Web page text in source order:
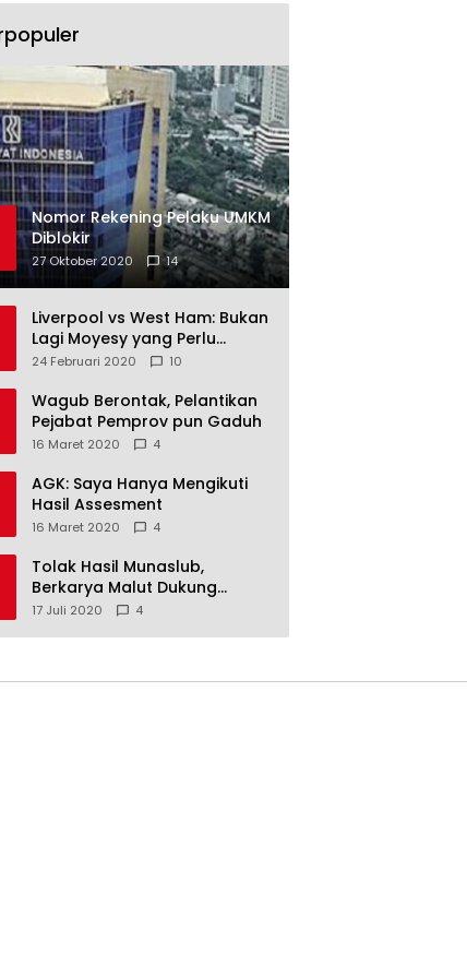
Nomor Rekening Pelaku UMKM
Diblokir
27 Oktober 2020 14
Liverpool vs West Ham: Bukan
Lagi Moyesy yang Perlu
Ditakuti
24 Februari 2020 10
Wagub Berontak, Pelantikan
Pejabat Pemprov pun Gaduh
16 Maret 2020 4
AGK: Saya Hanya Mengikuti
Hasil Assesment
16 Maret 2020 4
Tolak Hasil Munaslub,
Berkarya Malut Dukung
Tommy Soeharto
17 Juli 2020 4